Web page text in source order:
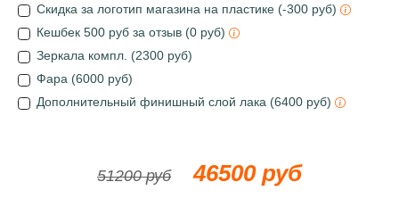
Скидка за логотип магазина на пластике (-300 руб)
Кешбек 500 руб за отзыв (0 руб)
Зеркала компл. (2300 руб)
Фара (6000 руб)
Дополнительный финишный слой лака (6400 руб)
51200 руб 46500 руб